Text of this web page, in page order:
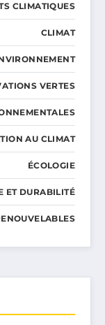
CLIMATIQUES
CLIMAT
VERTES
AU CLIMAT
ÉCOLOGIE
ET DURABILITÉ